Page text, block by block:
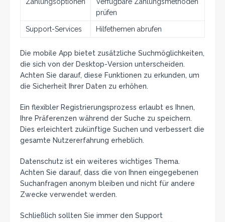
prüfen
Support-Services Hilfethemen abrufen
Die mobile App bietet zusätzliche Suchmöglichkeiten,
die sich von der Desktop-Version unterscheiden.
Achten Sie darauf, diese Funktionen zu erkunden, um
die Sicherheit Ihrer Daten zu erhöhen.
Ein flexibler Registrierungsprozess erlaubt es Ihnen,
Ihre Präferenzen während der Suche zu speichern.
Dies erleichtert zukünftige Suchen und verbessert die
gesamte Nutzererfahrung erheblich.
Datenschutz ist ein weiteres wichtiges Thema.
Achten Sie darauf, dass die von Ihnen eingegebenen
Suchanfragen anonym bleiben und nicht für andere
Zwecke verwendet werden.
Schließlich sollten Sie immer den Support